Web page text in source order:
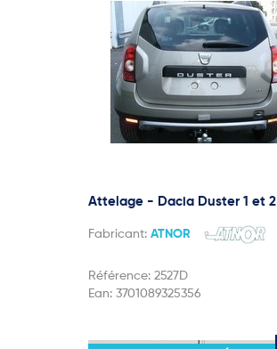
Attelage - Dacia Duster 1 et 2
Fabricant: ATNOR
Référence: 2527D
Ean: 3701089325356